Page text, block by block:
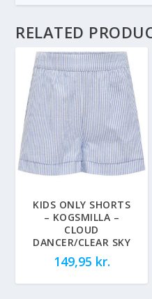
RELATED
KIDS ONLY SHORTS
– KOGSMILLA –
CLOUD
DANCER/CLEAR SKY
149,95 kr.